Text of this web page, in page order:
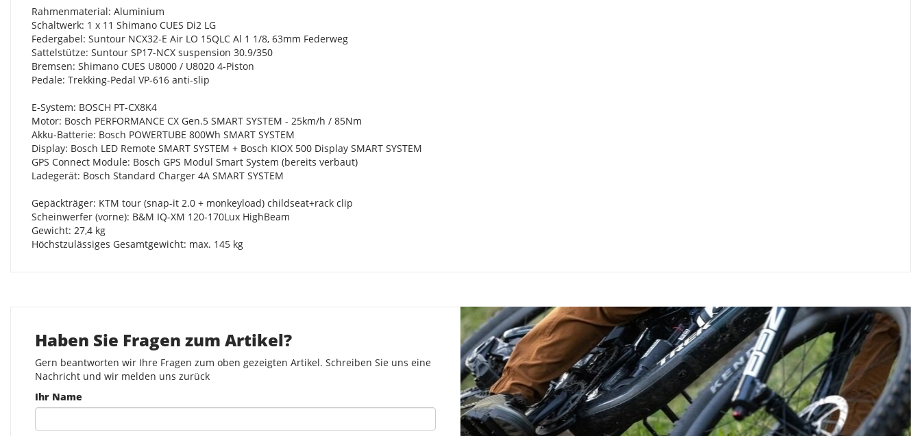
Rahmenmaterial: Aluminium
Schaltwerk: 1 x 11 Shimano CUES Di2 LG
Federgabel: Suntour NCX32-E Air LO 15QLC Al 1 1/8, 63mm Federweg
Sattelstütze: Suntour SP17-NCX suspension 30.9/350
Bremsen: Shimano CUES U8000 / U8020 4-Piston
Pedale: Trekking-Pedal VP-616 anti-slip
E-System: BOSCH PT-CX8K4
Motor: Bosch PERFORMANCE CX Gen.5 SMART SYSTEM - 25km/h / 85Nm
Akku-Batterie: Bosch POWERTUBE 800Wh SMART SYSTEM
Display: Bosch LED Remote SMART SYSTEM + Bosch KIOX 500 Display SMART SYSTEM
GPS Connect Module: Bosch GPS Modul Smart System (bereits verbaut)
Ladegerät: Bosch Standard Charger 4A SMART SYSTEM
Gepäckträger: KTM tour (snap-it 2.0 + monkeyload) childseat+rack clip
Scheinwerfer (vorne): B&M IQ-XM 120-170Lux HighBeam
Gewicht: 27,4 kg
Höchstzulässiges Gesamtgewicht: max. 145 kg
Haben Sie Fragen zum Artikel?
Gern beantworten wir Ihre Fragen zum oben gezeigten Artikel. Schreiben Sie uns eine
Nachricht und wir melden uns zurück
Ihr Name